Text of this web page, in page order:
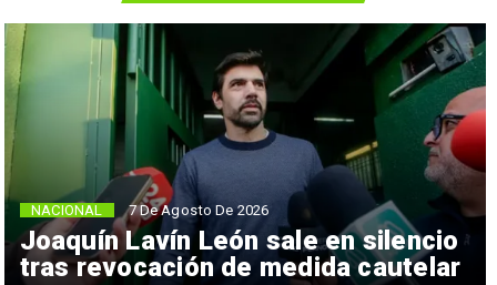
Joaquín Lavín León sale en silencio
tras revocación de medida cautelar
NACIONAL 7 De Agosto De 2026